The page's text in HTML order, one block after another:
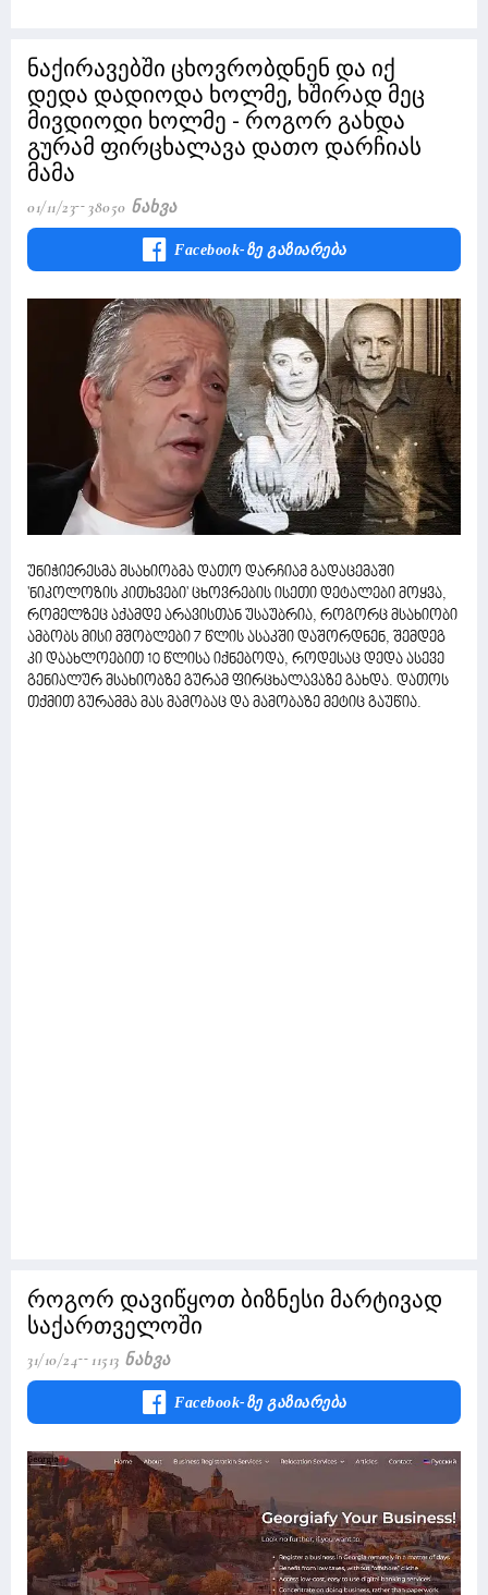
ნაქირავებში ცხოვრობდნენ და იქ
დედა დადიოდა ხოლმე, ხშირად მეც
მივდიოდი ხოლმე - როგორ გახდა
გურამ ფირცხალავა დათო დარჩიას
მამა
01/11/23 38050 Ნახვა
Facebook-Ზე Გაზიარება
უნიჭიერესმა მსახიობმა დათო დარჩიამ გადაცემაში
'ნიკოლოზის კითხვები' ცხოვრების ისეთი დეტალები მოყვა,
რომელზეც აქამდე არავისთან უსაუბრია, როგორც მსახიობი
ამბობს მისი მშობლები 7 წლის ასაკში დაშორდნენ, შემდეგ
კი დაახლოებით 10 წლისა იქნებოდა, როდესაც დედა ასევე
გენიალურ მსახიობზე გურამ ფირცხალავაზე გახდა. დათოს
თქმით გურამმა მას მამობაც და მამობაზე მეტიც გაუწია.
როგორ დავიწყოთ ბიზნესი მარტივად
საქართველოში
31/10/24 11513 Ნახვა
Facebook-Ზე Გაზიარება